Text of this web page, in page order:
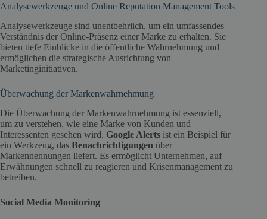
Analysewerkzeuge und Online Reputation Management Tools
Analysewerkzeuge sind unentbehrlich, um ein umfassendes
Verständnis der Online-Präsenz einer Marke zu erhalten. Sie
bieten tiefe Einblicke in die öffentliche Wahrnehmung und
ermöglichen die strategische Ausrichtung von
Marketinginitiativen.
Überwachung der Markenwahrnehmung
Die Überwachung der Markenwahrnehmung ist essenziell,
um zu verstehen, wie eine Marke von Kunden und
Interessenten gesehen wird. Google Alerts ist ein Beispiel für
ein Werkzeug, das Benachrichtigungen über
Markennennungen liefert. Es ermöglicht Unternehmen, auf
Erwähnungen schnell zu reagieren und Krisenmanagement zu
betreiben.
Social Media Monitoring